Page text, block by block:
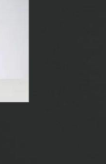
200ml botellas de vidrio de bebidas
250ml botellas de vidrio de bebidas
150ml botellas de vidrio de bebidas